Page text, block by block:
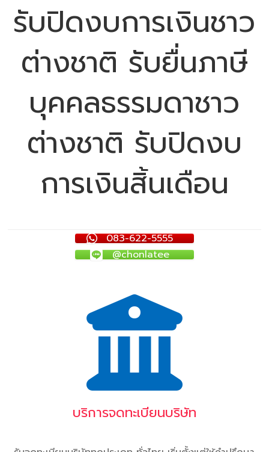
รับปิดงบการเงินชาว
ต่างชาติ รับยื่นภาษี
บุคคลธรรมดาชาว
ต่างชาติ รับปิดงบ
การเงินสิ้นเดือน
083-622-5555
@chonlatee
บริการจดทะเบียนบริษัท